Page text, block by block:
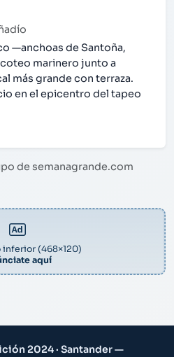
—anchoas de Santoña,
marinero junto a
más grande con terraza.
en el epicentro del tapeo
de semanagrande.com
(468×120)
aquí
2024 · Santander —